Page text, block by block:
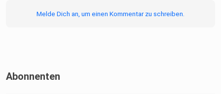
Melde Dich an, um einen Kommentar zu schreiben.
Abonnenten